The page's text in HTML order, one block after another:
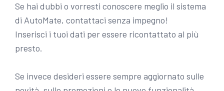
Se hai dubbi o vorresti conoscere meglio il sistema
di AutoMate, contattaci senza impegno!
Inserisci i tuoi dati per essere ricontattato al più
presto.
Se invece desideri essere sempre aggiornato sulle